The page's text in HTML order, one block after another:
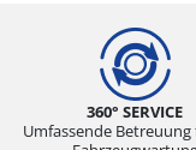
360° SERVICE
Umfassende